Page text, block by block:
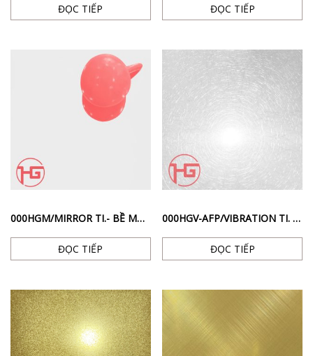
ĐỌC TIẾP ĐỌC TIẾP
000HGM/MIRROR TI.- BỀ MẶT BÓNG GƯƠNG MÀU BẠC
ĐỌC TIẾP
000HGV-AFP/VIBRATION TI. – BỀ MẶT XƯỚC RỐI CHỐNG VÂN TAY MÀU BẠC
ĐỌC TIẾP